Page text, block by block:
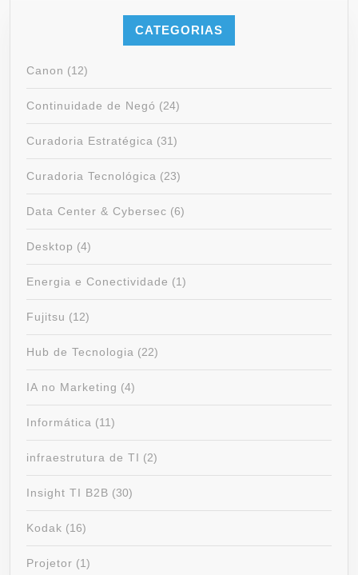
CATEGORIAS
Canon (12)
Continuidade de Negó (24)
Curadoria Estratégica (31)
Curadoria Tecnológica (23)
Data Center & Cybersec (6)
Desktop (4)
Energia e Conectividade (1)
Fujitsu (12)
Hub de Tecnologia (22)
IA no Marketing (4)
Informática (11)
infraestrutura de TI (2)
Insight TI B2B (30)
Kodak (16)
Projetor (1)